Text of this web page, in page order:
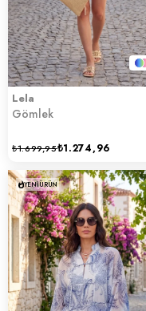
Lela
Gömlek
₺1.274,96
₺1.699,95
YENI ÜRÜN